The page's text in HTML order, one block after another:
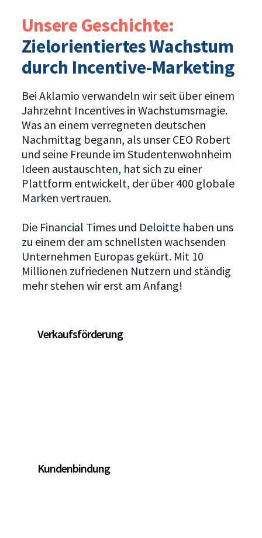
Unsere Geschichte:
Zielorientiertes Wachstum
durch Incentive-Marketing
Bei Aklamio verwandeln wir seit über einem
Jahrzehnt Incentives in Wachstumsmagie.
Was an einem verregneten deutschen
Nachmittag begann, als unser CEO Robert
und seine Freunde im Studentenwohnheim
Ideen austauschten, hat sich zu einer
Plattform entwickelt, der über 400 globale
Marken vertrauen.
Die Financial Times und Deloitte haben uns
zu einem der am schnellsten wachsenden
Unternehmen Europas gekürt. Mit 10
Millionen zufriedenen Nutzern und ständig
mehr stehen wir erst am Anfang!
Verkaufsförderung
Kundenbindung